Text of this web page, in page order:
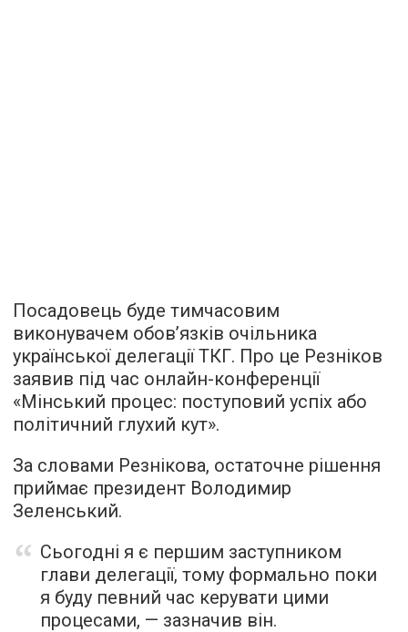
Посадовець буде тимчасовим
виконувачем обов’язків очільника
української делегації ТКГ. Про це Резніков
заявив під час онлайн-конференції
«Мінський процес: поступовий успіх або
політичний глухий кут».
За словами Резнікова, остаточне рішення
приймає президент Володимир
Зеленський.
Сьогодні я є першим заступником
глави делегації, тому формально поки
я буду певний час керувати цими
процесами, — зазначив він.